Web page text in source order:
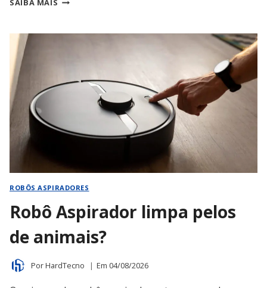
SAIBA MAIS
EM
ROBÔS ASPIRADORES
Robô Aspirador limpa pelos
de animais?
PorHardTecno Em 04/08/2026